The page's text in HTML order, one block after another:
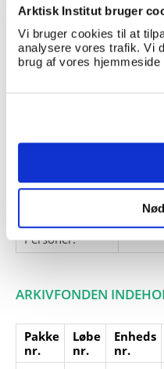
Arktisk Institut bruger
Vi bruger cookies til at
analysere vores trafik. Vi
brug af vores
Giver:
Niels
fonde:
Personer:
ARKIVFONDEN
Pakke
nr.
Løbe
nr.
Enheds
nr.